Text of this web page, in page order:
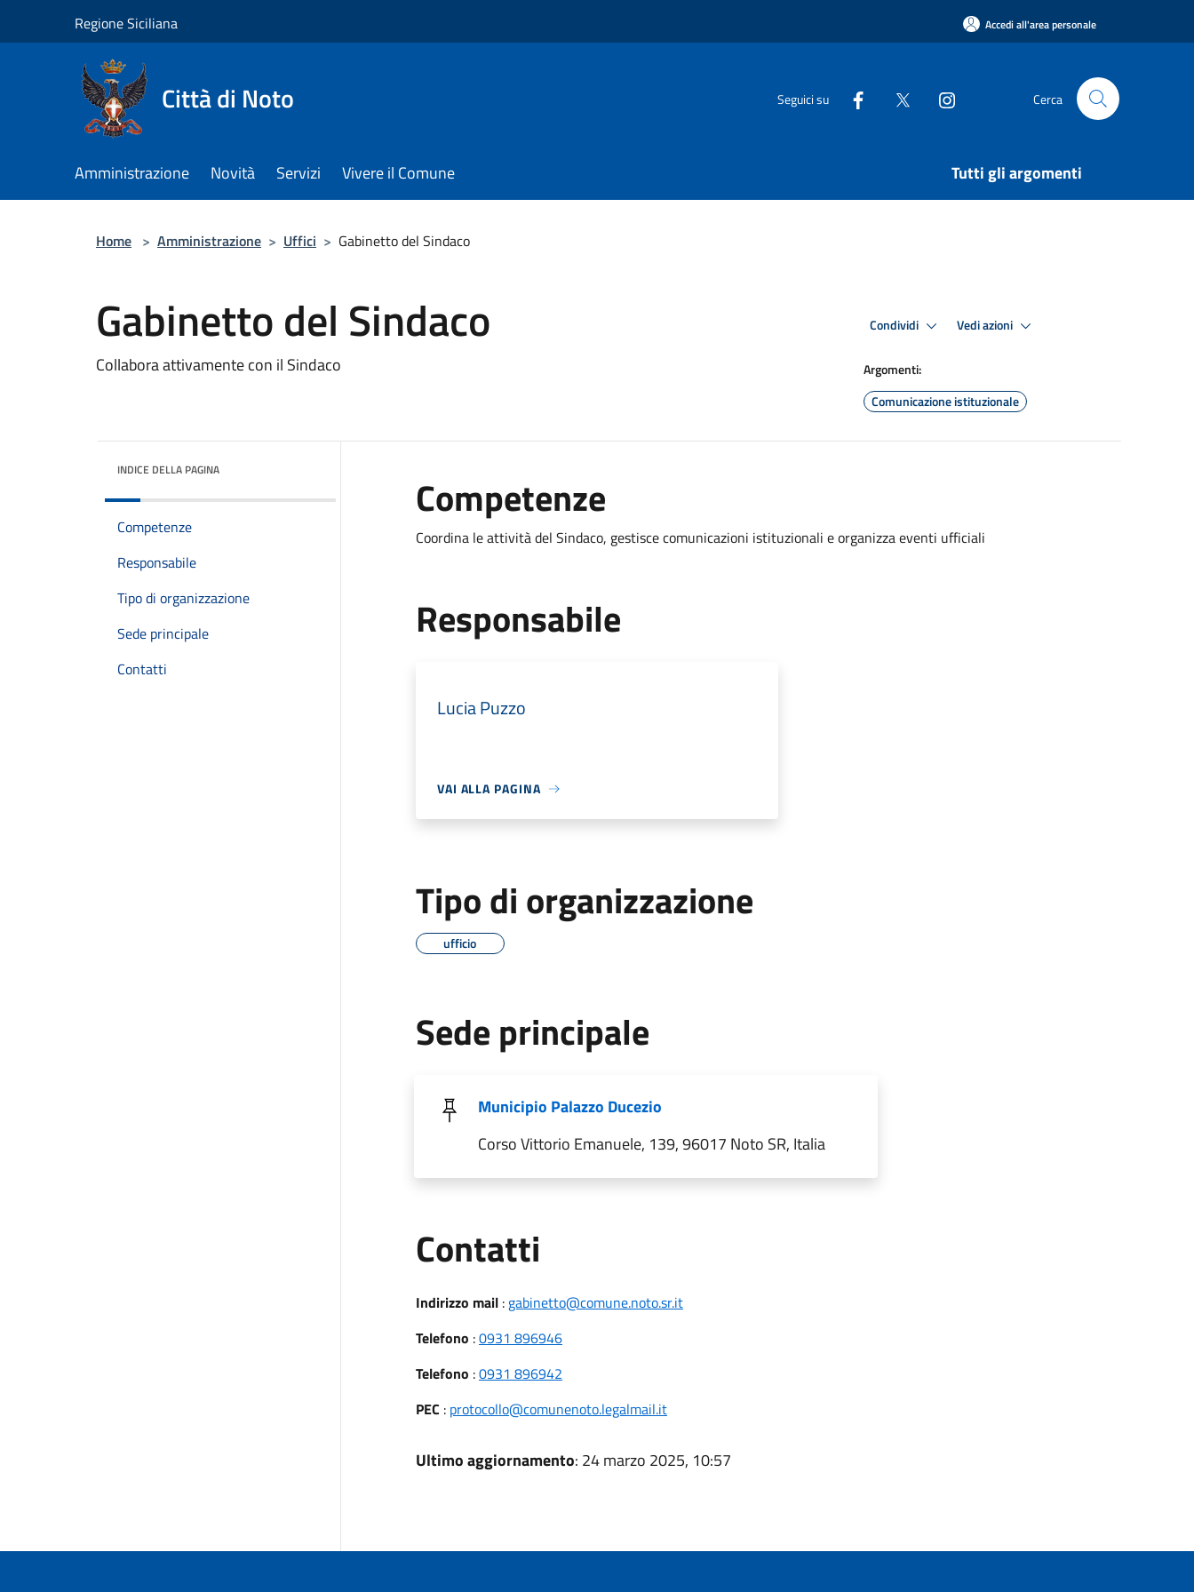
Regione Siciliana Accedi all'area personale
Città di Noto Seguici su Cerca
Amministrazione Novità Servizi Vivere il Comune Tutti gli argomenti
Home > Amministrazione > Uffici > Gabinetto del Sindaco
Gabinetto del Sindaco
Collabora attivamente con il Sindaco
Condividi Vedi azioni
Argomenti:
Comunicazione istituzionale
INDICE DELLA PAGINA
Competenze
Responsabile
Tipo di organizzazione
Sede principale
Contatti
Competenze
Coordina le attività del Sindaco, gestisce comunicazioni istituzionali e organizza eventi ufficiali
Responsabile
Lucia Puzzo
VAI ALLA PAGINA
Tipo di organizzazione
ufficio
Sede principale
Municipio Palazzo Ducezio
Corso Vittorio Emanuele, 139, 96017 Noto SR, Italia
Contatti
Indirizzo mail: gabinetto@comune.noto.sr.it
Telefono :0931 896946
Telefono :0931 896942
PEC : protocollo@comunenoto.legalmail.it
Ultimo aggiornamento: 24 marzo 2025, 10:57